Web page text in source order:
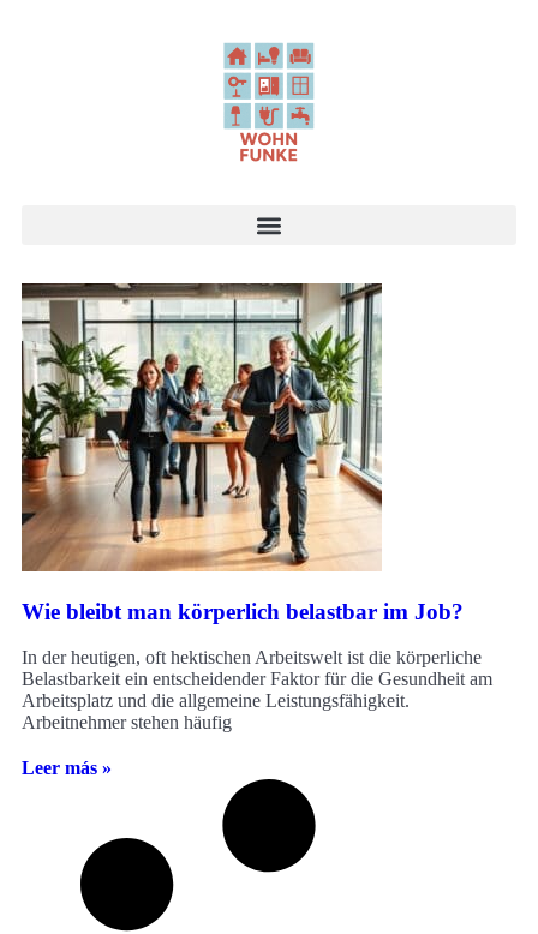
Wie bleibt man körperlich belastbar im Job?
In der heutigen, oft hektischen Arbeitswelt ist die körperliche
Belastbarkeit ein entscheidender Faktor für die Gesundheit am
Arbeitsplatz und die allgemeine Leistungsfähigkeit.
Arbeitnehmer stehen häufig
Leer más »